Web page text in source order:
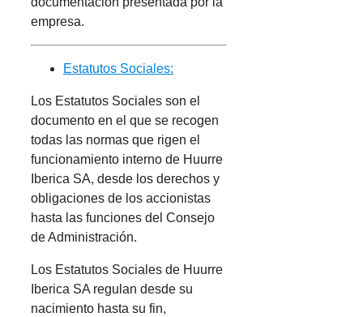
empresa.
Estatutos Sociales:
Los Estatutos Sociales son el
documento en el que se recogen
todas las normas que rigen el
funcionamiento interno de Huurre
Iberica SA, desde los derechos y
obligaciones de los accionistas
hasta las funciones del Consejo
de Administración.
Los Estatutos Sociales de Huurre
Iberica SA regulan desde su
nacimiento hasta su fin,